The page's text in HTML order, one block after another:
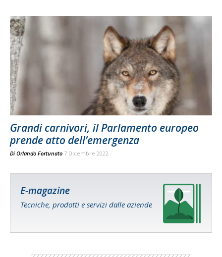
Grandi carnivori, il Parlamento europeo
prende atto dell’emergenza
Di Orlando Fortunato 7 Dicembre 2022
E-magazine
Tecniche, prodotti e servizi dalle aziende